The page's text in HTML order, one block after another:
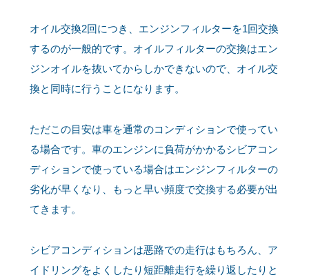
オイル交換2回につき、エンジンフィルターを1回交換
するのが一般的です。オイルフィルターの交換はエン
ジンオイルを抜いてからしかできないので、オイル交
換と同時に行うことになります。
ただこの目安は車を通常のコンディションで使ってい
る場合です。車のエンジンに負荷がかかるシビアコン
ディションで使っている場合はエンジンフィルターの
劣化が早くなり、もっと早い頻度で交換する必要が出
てきます。
シビアコンディションは悪路での走行はもちろん、ア
イドリングをよくしたり短距離走行を繰り返したりと